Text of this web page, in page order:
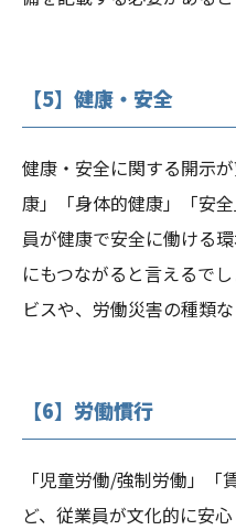
【5】健康・安全
健康・安全に関する開示
康」「身体的健康」「安
員が健康で安全に働ける
にもつながると言えるで
ビスや、労働災害の種類
【6】労働慣行
「児童労働/強制労働」
ど、従業員が文化的に安